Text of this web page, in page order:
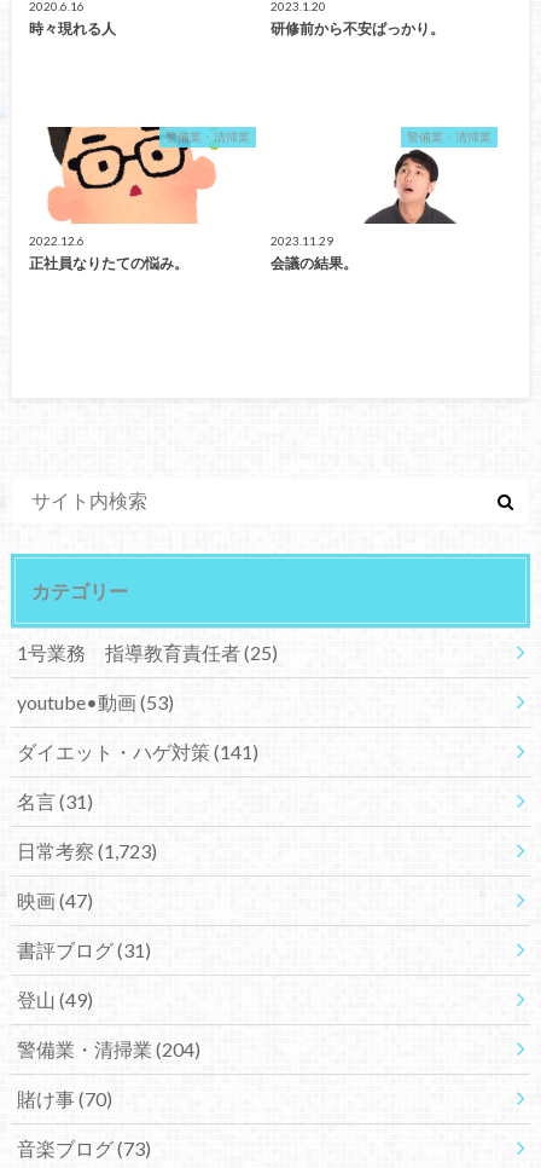
2020.6.16
時々現れる人
2023.1.20
研修前から不安ばっかり。
警備業・清掃業
2022.12.6
正社員なりたての悩み。
警備業・清掃業
2023.11.29
会議の結果。
カテゴリー
1号業務 指導教育責任者(25)
youtube•動画(53)
ダイエット・ハゲ対策(141)
名言(31)
日常考察 (1,723)
映画(47)
書評ブログ(31)
登山 (49)
警備業・清掃業 (204)
賭け事(70)
音楽ブログ(73)